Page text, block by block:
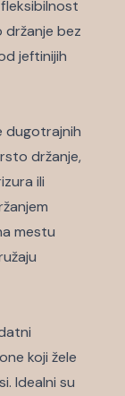
držanje bez
jeftinijih
dugotrajnih
držanje,
ili
mestu
koji žele
Idealni su